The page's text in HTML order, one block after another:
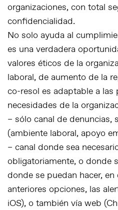
organizaciones, con total
confidencialidad.
No solo ayuda al
es una verdadera
valores éticos de la
laboral, de aumento de la
co-resol es adaptable a las
necesidades de la
– sólo canal de denuncias,
(ambiente laboral, apoyo
– canal donde sea
obligatoriamente, o donde
donde se puedan hacer,
anteriores opciones, las
iOS), o también vía web